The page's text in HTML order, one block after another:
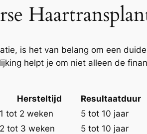
is het van belang om een
helpt je om niet alleen de
Hersteltijd
Resultaatduur
1 tot 2 weken
5 tot 10 jaar
2 tot 3 weken
5 tot 10 jaar